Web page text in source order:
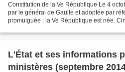
Constitution de la Ve République Le 4
par le général de Gaulle et adoptée par
promulguée : la Ve République est née.
L'État et ses informations
ministères (septembre